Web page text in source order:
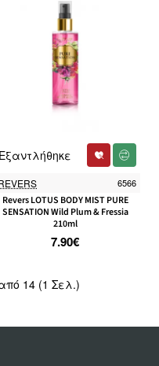
6566
Revers LOTUS BODY MIST PURE
SENSATION Wild Plum & Fressia
210ml
7.90€
Εξαντλήθηκε
14 (1 Σελ.)